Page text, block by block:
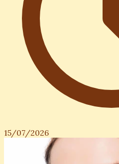
15/07/2026